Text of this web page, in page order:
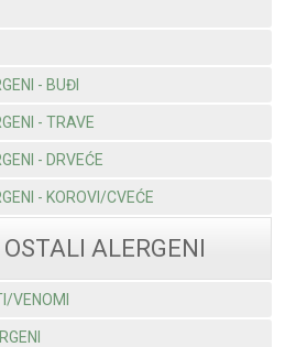
- BUĐI
- TRAVE
- DRVEĆE
- KOROVI/CVEĆE
ALERGENI
VENOMI